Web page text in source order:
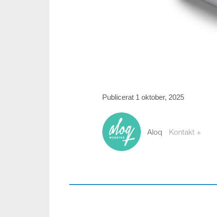
Publicerat 1 oktober, 2025
Aloq Kontakt +